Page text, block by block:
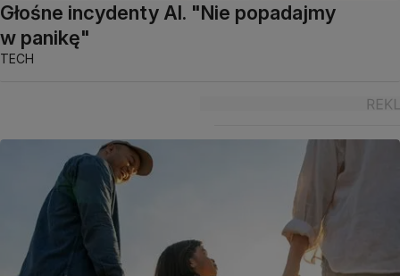
Głośne incydenty AI. "Nie popadajmy
w panikę"
TECH